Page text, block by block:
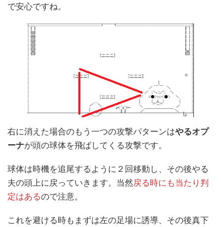
で安心ですね。
右に消えた場合のもう一つの攻撃パターンはやるオプ
ーナが頭の球体を飛ばしてくる攻撃です。
球体は時機を追尾するように２回移動し、その後やる
夫の頭上に戻っていきます。当然戻る時にも当たり判
定はあるので注意。
これを避ける時もまずは左の足場に誘導、その後真下